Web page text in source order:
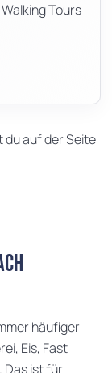
Tours
du auf der Seite
häufiger
Eis, Fast
Das ist für